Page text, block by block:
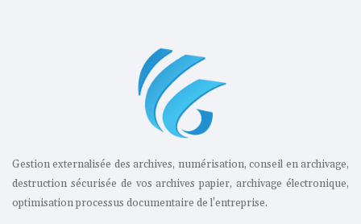
Gestion externalisée des archives, numérisation, conseil en archivage,
destruction sécurisée de vos archives papier, archivage électronique,
optimisation processus documentaire de l’entreprise.